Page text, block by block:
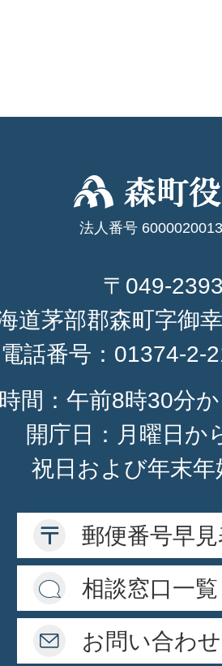
法人番号
〒049-
道茅部郡森町字御
電話番号： 01374-2-
間：午前8時30分
開庁日：月曜日か
祝日および年末
郵便番号早
相談窓口一覧
お問い合わせ